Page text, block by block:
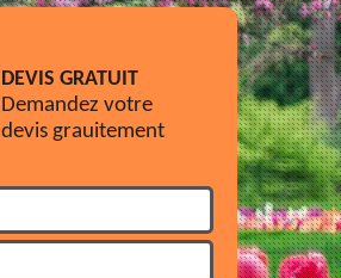
DEVIS GRATUIT
Demandez votre
devis grauitement